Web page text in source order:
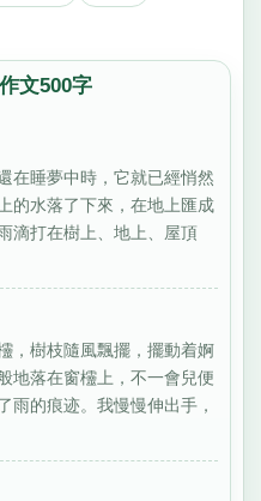
文500字
在睡夢中時，它就已經悄然
的水落了下來，在地上匯成
滴打在樹上、地上、屋頂
，樹枝隨風飄擺，擺動着婀
地落在窗欞上，不一會兒便
雨的痕迹。我慢慢伸出手，